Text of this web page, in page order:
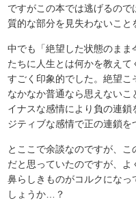
ですがこの本では逃げるの
質的な部分を見失わないこと
中でも「絶望した状態のま
たちに人生とは何かを教え
すごく印象的でした。絶望
なかなか普通なら思えない
イナスな感情により負の連
ジティブな感情で正の連鎖を
とここで余談なのですが、
だと思っていたのですが、
鼻らしきものがコルクにな
しょうか…？